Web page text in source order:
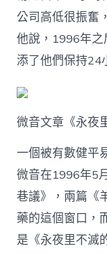
公司高低很振奮
他說，1996年
添了他們保持24
微音文章《永夜
一個被有數健平
微音在1996年5
巷議》，兩篇《
藥的這個窗口，
是《永夜里不滅